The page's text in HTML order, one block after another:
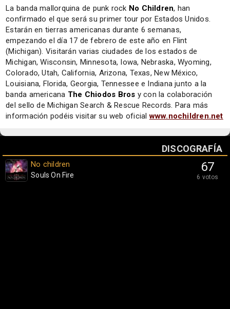
La banda mallorquina de punk rock No Children, han
confirmado el que será su primer tour por Estados Unidos.
Estarán en tierras americanas durante 6 semanas,
empezando el día 17 de febrero de este año en Flint
(Michigan). Visitarán varias ciudades de los estados de
Michigan, Wisconsin, Minnesota, Iowa, Nebraska, Wyoming,
Colorado, Utah, California, Arizona, Texas, New México,
Louisiana, Florida, Georgia, Tennessee e Indiana junto a la
banda americana The Chiodos Bros y con la colaboración
del sello de Michigan Search & Rescue Records. Para más
información podéis visitar su web oficialwww.nochildren.net
DISCOGRAFÍA
67
6 votos
No children
Souls On Fire